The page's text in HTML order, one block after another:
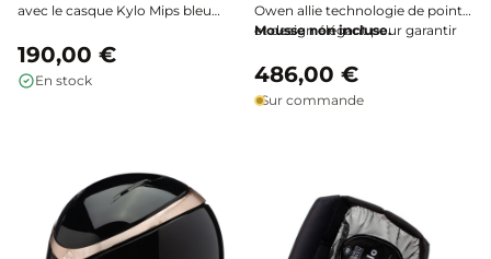
avec le casque Kylo Mips bleu
design scintillant intègre la
technologie MIPS pour une
protection avancée et un confort
190,00 €
En stock
Owen allie technologie de pointe
et design élégant pour garantir
confort exceptionnel à cheval.
Mousse non incluse.
486,00 €
Sur commande